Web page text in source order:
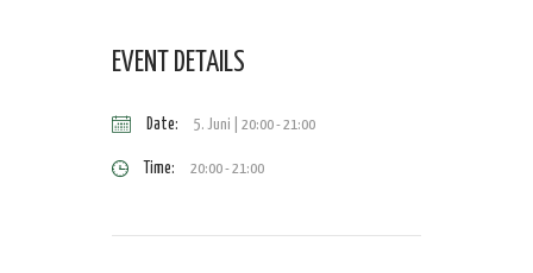
EVENT DETAILS
Date: 5. Juni | 20:00-21:00
Time: 20:00 - 21:00